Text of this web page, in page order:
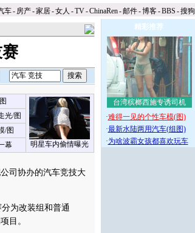
车- 房产-家居-女人 -TV-ChinaRen-邮件-博客-BBS -搜狗
明星车内偷情曝光
光/图
/图
幕
司协办的汽车竞技大
为改装组和普通
目。
精彩推荐
台湾槟榔西施专诱司机
·难得一见的个性车模(图)
·最新水陆两用汽车(组图)
·为啥波霸女孩都喜欢玩车